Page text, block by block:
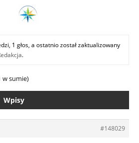
1 głos, a ostatnio został zaktualizowany
.
w sumie)
Wpisy
#148029